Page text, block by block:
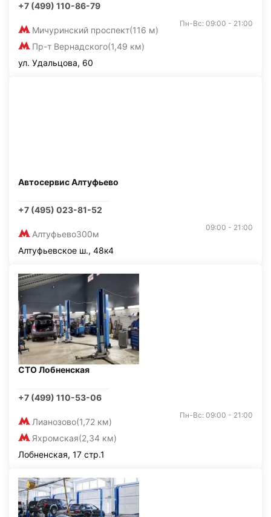
+7 (499) 110-86-79
Мичуринский проспект(116 м)
Пр-т Вернадского(1,49 км)
Пн-Вс: 09:00 - 21:00
ул. Удальцова, 60
Автосервис Алтуфьево
+7 (495) 023-81-52
Алтуфьево300м
09:00 - 21:00
Алтуфьевское ш., 48к4
СТО Лобненская
+7 (499) 110-53-06
Лианозово(1,72 км)
Яхромская(2,34 км)
Пн-Вс: 09:00 - 21:00
Лобненская, 17 стр.1